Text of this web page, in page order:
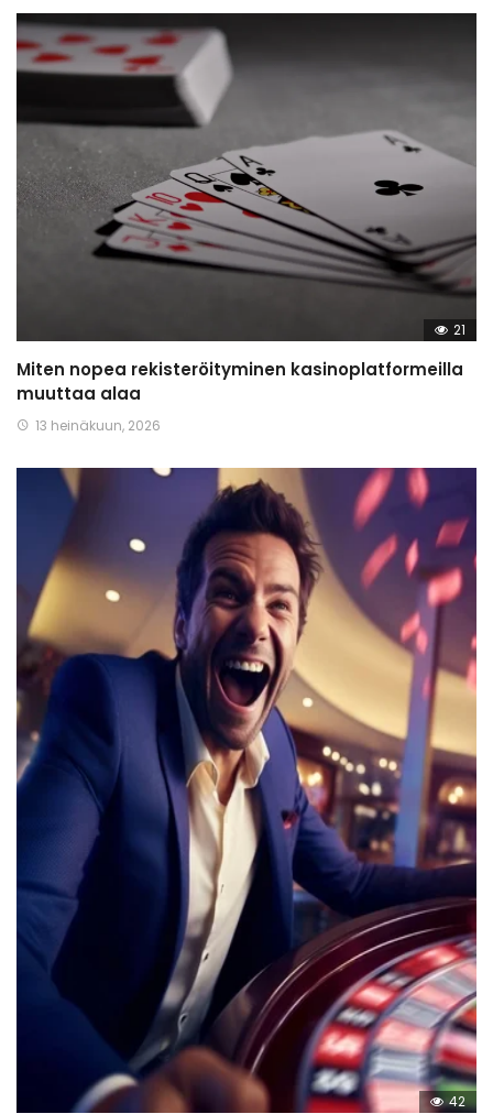
21
Miten nopea rekisteröityminen kasinoplatformeilla
muuttaa alaa
13 heinäkuun, 2026
42